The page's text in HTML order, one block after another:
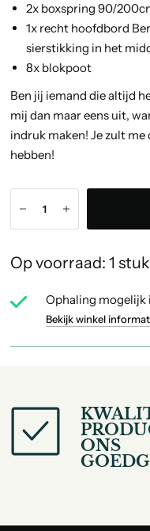
2x boxspring 90/
1x recht hoofdbord
sierstikking in het
8x blokpoot
Ben jij iemand die altijd
mij dan maar eens uit,
indruk maken! Je zult
hebben!
Op voorraad: 1
Ophaling mogelijk
Bekijk winkel
ONS